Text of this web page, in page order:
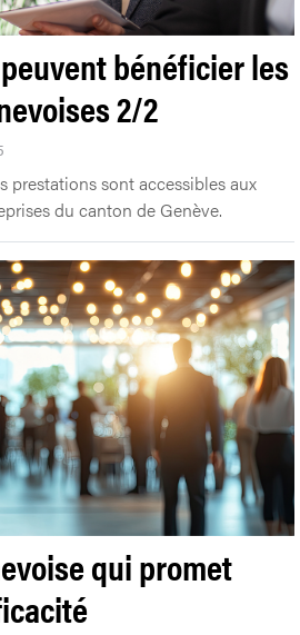
bénéficier les
2/2
prestations sont accessibles aux
du canton de Genève.
qui promet